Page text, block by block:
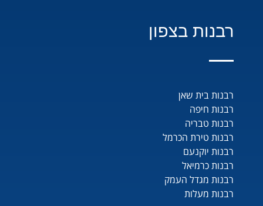
רבנות בצפון
רבנות בית שאן
רבנות חיפה
רבנות טבריה
רבנות טירת הכרמל
רבנות יוקנעם
רבנות כרמיאל
רבנות מגדל העמק
רבנות מעלות